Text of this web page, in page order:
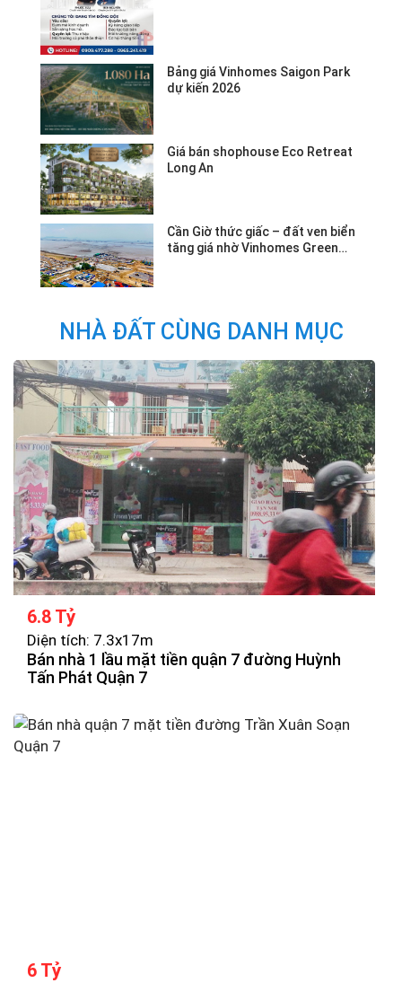
Bảng giá Vinhomes Saigon Park
dự kiến 2026
Giá bán shophouse Eco Retreat
Long An
Cần Giờ thức giấc – đất ven biển
tăng giá nhờ Vinhomes Green
NHÀ ĐẤT CÙNG DANH MỤC
6.8 Tỷ
Diện tích: 7.3x17m
Bán nhà 1 lầu mặt tiền quận 7 đường Huỳnh
Tấn Phát Quận 7
6 Tỷ